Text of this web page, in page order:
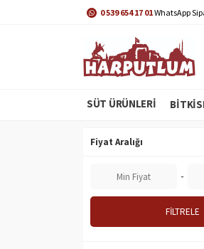
0 539 654 17 01WhatsApp
SÜT ÜRÜNLERİ
Fiyat Aralığı
-
FILTRELE